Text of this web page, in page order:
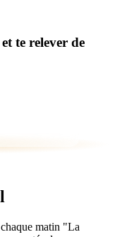
te relever de
matin "La